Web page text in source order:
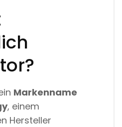
Markenname
, einem
Hersteller